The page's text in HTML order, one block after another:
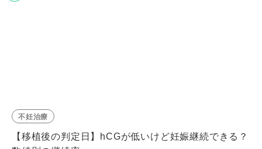
不妊治療
【移植後の判定日】hCGが低いけど妊娠継続できる？